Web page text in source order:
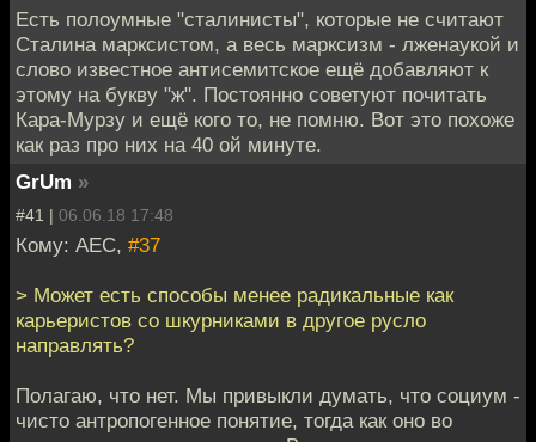
Есть полоумные "сталинисты", которые не считают
Сталина марксистом, а весь марксизм - лженаукой и
слово известное антисемитское ещё добавляют к
этому на букву "ж". Постоянно советуют почитать
Кара-Мурзу и ещё кого то, не помню. Вот это похоже
как раз про них на 40 ой минуте.
GrUm »
#41 | 06.06.18 17:48
Кому: АЕС, #37
> Может есть способы менее радикальные как
карьеристов со шкурниками в другое русло
направлять?
Полагаю, что нет. Мы привыкли думать, что социум -
чисто антропогенное понятие, тогда как оно во